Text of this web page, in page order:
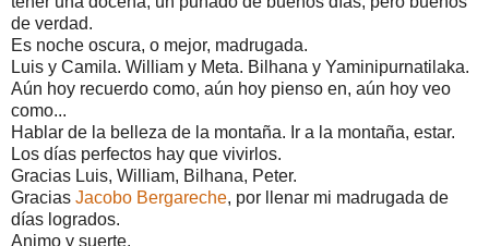
de verdad.
Es noche oscura, o mejor, madrugada.
Luis y Camila. William y Meta. Bilhana y Yaminipurnatilaka.
Aún hoy recuerdo como, aún hoy pienso en, aún hoy veo
como...
Hablar de la belleza de la montaña. Ir a la montaña, estar.
Los días perfectos hay que vivirlos.
Gracias Luis, William, Bilhana, Peter.
Gracias Jacobo Bergareche, por llenar mi madrugada de
días logrados.
Animo y suerte.